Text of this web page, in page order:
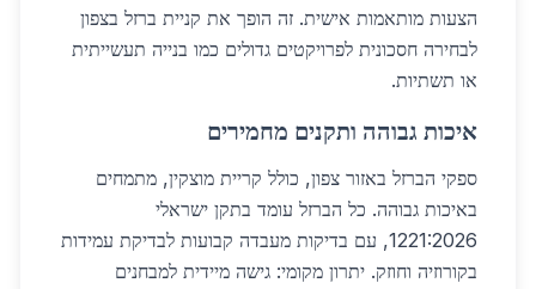
הצעות מותאמות אישית. זה הופך את קניית ברזל בצפון
לבחירה חסכונית לפרויקטים גדולים כמו בנייה תעשייתית
או תשתיות.
איכות גבוהה ותקנים מחמירים
ספקי הברזל באזור צפון, כולל קריית מוצקין, מתמחים
באיכות גבוהה. כל הברזל עומד בתקן ישראלי
1221:2026, עם בדיקות מעבדה קבועות לבדיקת עמידות
בקורוזיה וחוזק. יתרון מקומי: גישה מיידית למבחנים